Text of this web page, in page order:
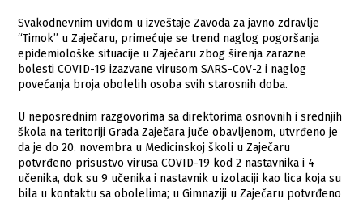
Svakodnevnim uvidom u izveštaje Zavoda za javno zdravlje
“Timok” u Zaječaru, primećuje se trend naglog pogoršanja
epidemiološke situacije u Zaječaru zbog širenja zarazne
bolesti COVID-19 izazvane virusom SARS-CoV-2 i naglog
povećanja broja obolelih osoba svih starosnih doba.
​U neposrednim razgovorima sa direktorima osnovnih i srednjih
škola na teritoriji Grada Zaječara juče obavljenom, utvrđeno je
da je do 20. novembra u Medicinskoj školi u Zaječaru
potvrđeno prisustvo virusa COVID-19 kod 2 nastavnika i 4
učenika, dok su 9 učenika i nastavnik u izolaciji kao lica koja su
bila u kontaktu sa obolelima; u Gimnaziji u Zaječaru potvrđeno